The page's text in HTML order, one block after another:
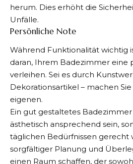
herum. Dies erhöht die
Unfälle.
Persönliche Note
Während Funktionalität wichtig
daran, Ihrem Badezimmer eine
verleihen. Sei es durch
Dekorationsartikel – machen
eigenen.
Ein gut gestaltetes
ästhetisch ansprechend sein,
täglichen Bedürfnissen gerecht
sorgfältiger Planung und
einen Raum schaffen, der